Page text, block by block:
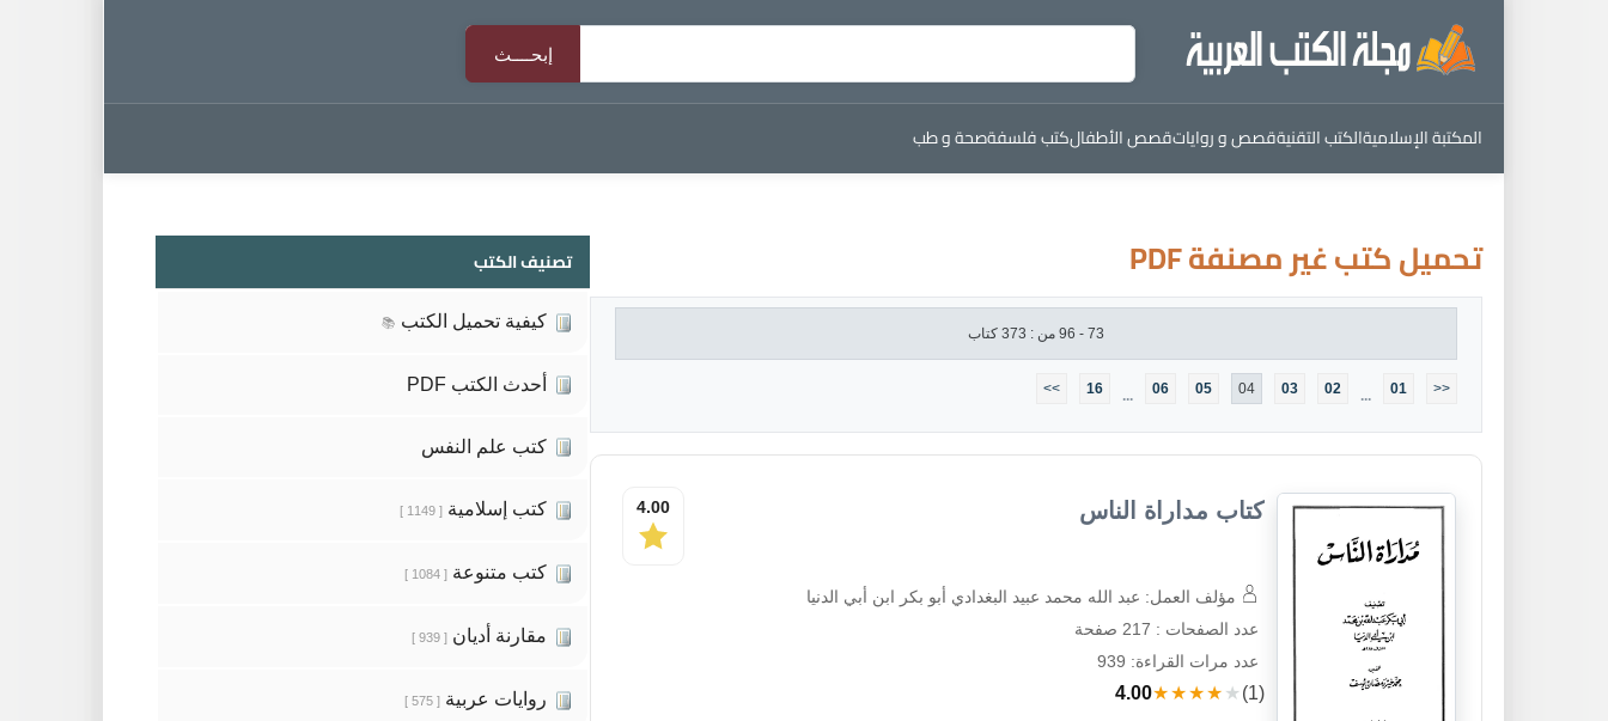
المكتبة الإسلاميةالكتب التقنيةقصص و رواياتقصص الأطفالكتب فلسفةصحة و طب
تحميل كتب غير مصنفة PDF
73 - 96 من : 373 كتاب
<<
01
...
06 05 04 03 02
...
16
>>
4.00 كتاب مداراة الناس
مؤلف العمل: عبد الله محمد عبيد البغدادي أبو بكر ابن أبي الدنيا
عدد الصفحات : 217 صفحة
عدد مرات القراءة: 939
4.00★★★★★ (1)
تصنيف الكتب
كيفية تحميل الكتب 📚
أحدث الكتب PDF
كتب علم النفس
كتب إسلامية [ 1149 ]
كتب متنوعة [ 1084 ]
مقارنة أديان [ 939 ]
روايات عربية [ 575 ]